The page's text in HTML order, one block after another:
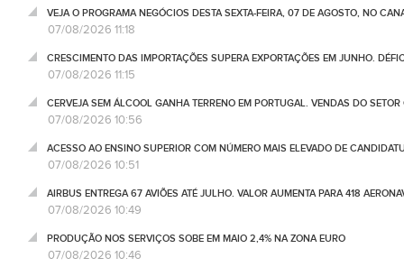
VEJA O PROGRAMA NEGÓCIOS DESTA SEXTA-FEIRA, 07 DE AGOSTO, NO
07/08/2026 11:18
CRESCIMENTO DAS IMPORTAÇÕES SUPERA EXPORTAÇÕES EM JUNHO.
07/08/2026 11:15
CERVEJA SEM ÁLCOOL GANHA TERRENO EM PORTUGAL. VENDAS DO
07/08/2026 10:56
ACESSO AO ENSINO SUPERIOR COM NÚMERO MAIS ELEVADO DE
07/08/2026 10:51
AIRBUS ENTREGA 67 AVIÕES ATÉ JULHO. VALOR AUMENTA PARA 418
07/08/2026 10:49
PRODUÇÃO NOS SERVIÇOS SOBE EM MAIO 2,4% NA ZONA EURO
07/08/2026 10:46